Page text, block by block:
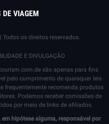
VIAGEM
os direitos reservados.
E DIVULGAÇÃO
são apenas para fins
pelo cumprimento de quaisquer leis
frequentemente recomenda produtos
Podemos receber comissões de
por meio de links de afiliados.
hipótese alguma, responsável por